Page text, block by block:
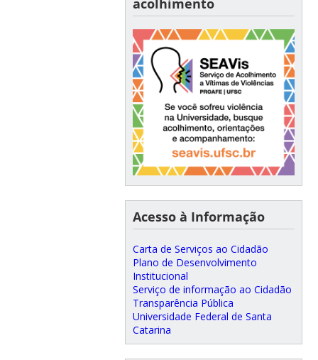
acolhimento
Acesso à Informação
Carta de Serviços ao Cidadão
Plano de Desenvolvimento
Institucional
Serviço de informação ao Cidadão
Transparência Pública
Universidade Federal de Santa
Catarina